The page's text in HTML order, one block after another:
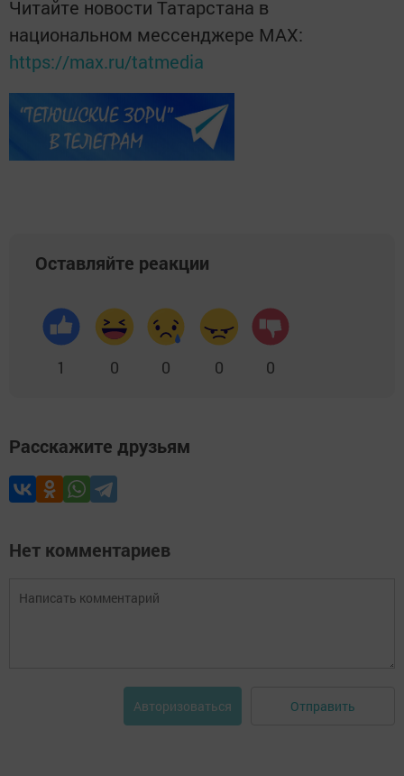
Читайте новости Татарстана в
национальном мессенджере MАХ:
https://max.ru/tatmedia
Оставляйте реакции
1 0 0 0 0
Расскажите друзьям
Нет комментариев
Авторизоваться Отправить